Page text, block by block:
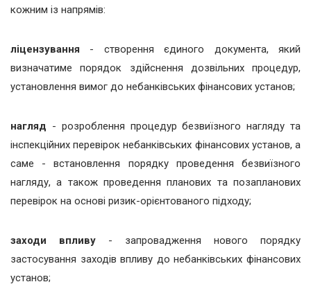
кожним із напрямів:
ліцензування - створення єдиного документа, який
визначатиме порядок здійснення дозвільних процедур,
установлення вимог до небанківських фінансових установ;
нагляд - розроблення процедур безвиїзного нагляду та
інспекційних перевірок небанківських фінансових установ, а
саме - встановлення порядку проведення безвиїзного
нагляду, а також проведення планових та позапланових
перевірок на основі ризик-орієнтованого підходу;
заходи впливу - запровадження нового порядку
застосування заходів впливу до небанківських фінансових
установ;